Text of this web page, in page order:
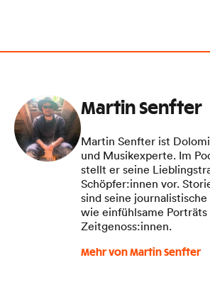
Martin Senfter
Martin Senfter ist
und Musikexperte. Im
stellt er seine
Schöpfer:innen vor.
sind seine
wie einfühlsame Porträts
Zeitgenoss:innen.
Mehr von Martin Senfter